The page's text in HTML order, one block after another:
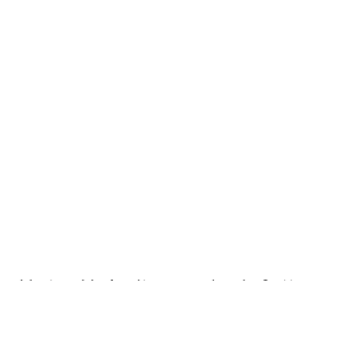
Marta e Maria oltre a vendere la frutta,